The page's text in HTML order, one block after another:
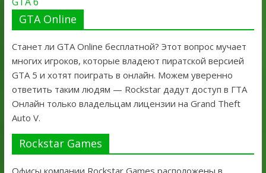
GTA Online
Станет ли GTA Online бесплатной? Этот вопрос мучает
многих игроков, которые владеют пиратской версией
GTA 5 и хотят поиграть в онлайн. Можем уверенно
ответить таким людям — Rockstar дадут доступ в ГТА
Онлайн только владельцам лицензии на Grand Theft
Auto V.
Rockstar Games